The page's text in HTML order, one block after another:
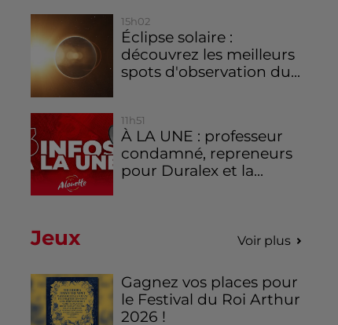
15h02
Éclipse solaire :
découvrez les meilleurs
spots d'observation du...
11h51
À LA UNE : professeur
condamné, repreneurs
pour Duralex et la...
Jeux Voir plus
Gagnez vos places pour
le Festival du Roi Arthur
2026 !